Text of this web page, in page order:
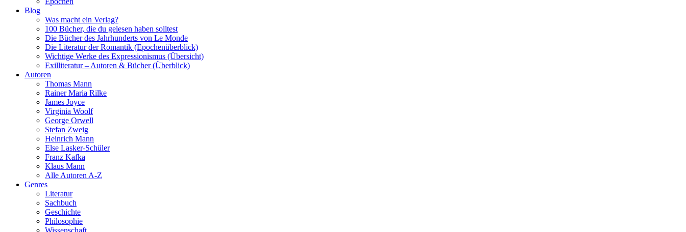
Blog
Was macht ein Verlag?
100 Bücher, die du gelesen haben solltest
Die Bücher des Jahrhunderts von Le Monde
Die Literatur der Romantik (Epochenüberblick)
Wichtige Werke des Expressionismus (Übersicht)
Exilliteratur – Autoren & Bücher (Überblick)
Autoren
Thomas Mann
Rainer Maria Rilke
James Joyce
Virginia Woolf
George Orwell
Stefan Zweig
Heinrich Mann
Else Lasker-Schüler
Franz Kafka
Klaus Mann
Alle Autoren A-Z
Genres
Literatur
Sachbuch
Geschichte
Philosophie
Wissenschaft